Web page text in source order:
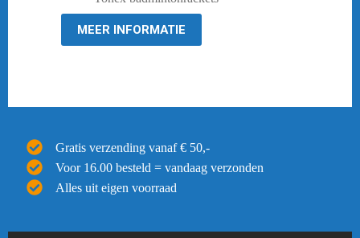
€ 79,95.
€ 59,95.
MEER INFORMATIE
Gratis verzending vanaf € 50,-
Voor 16.00 besteld = vandaag verzonden
Alles uit eigen voorraad